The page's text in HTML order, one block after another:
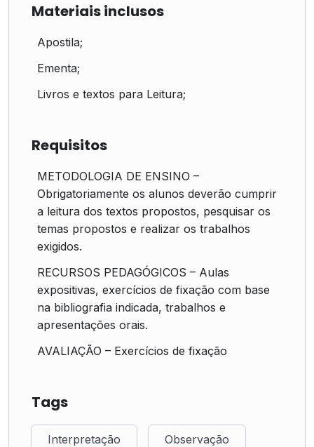
Materiais inclusos
Apostila;
Ementa;
Livros e textos para Leitura;
Requisitos
METODOLOGIA DE ENSINO –
Obrigatoriamente os alunos deverão cumprir
a leitura dos textos propostos, pesquisar os
temas propostos e realizar os trabalhos
exigidos.
RECURSOS PEDAGÓGICOS – Aulas
expositivas, exercícios de fixação com base
na bibliografia indicada, trabalhos e
apresentações orais.
AVALIAÇÃO – Exercícios de fixação
Tags
Interpretação Observação